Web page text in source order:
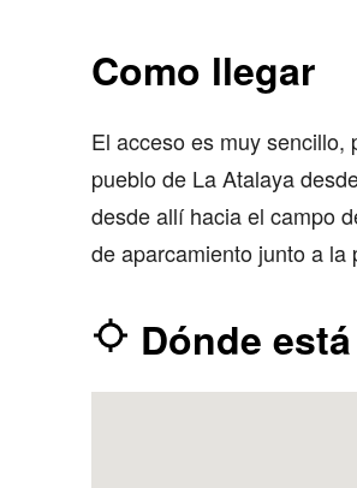
Como llegar
El acceso es muy
pueblo de La Atalaya
desde allí hacia el campo
de aparcamiento junto a la
Dónde está